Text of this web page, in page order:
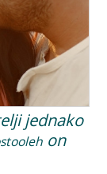
jednako
on